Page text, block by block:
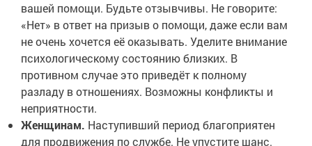
вашей помощи. Будьте отзывчивы. Не говорите:
«Нет» в ответ на призыв о помощи, даже если вам
не очень хочется её оказывать. Уделите внимание
психологическому состоянию близких. В
противном случае это приведёт к полному
разладу в отношениях. Возможны конфликты и
неприятности.
Женщинам. Наступивший период благоприятен
для продвижения по службе. Не упустите шанс.